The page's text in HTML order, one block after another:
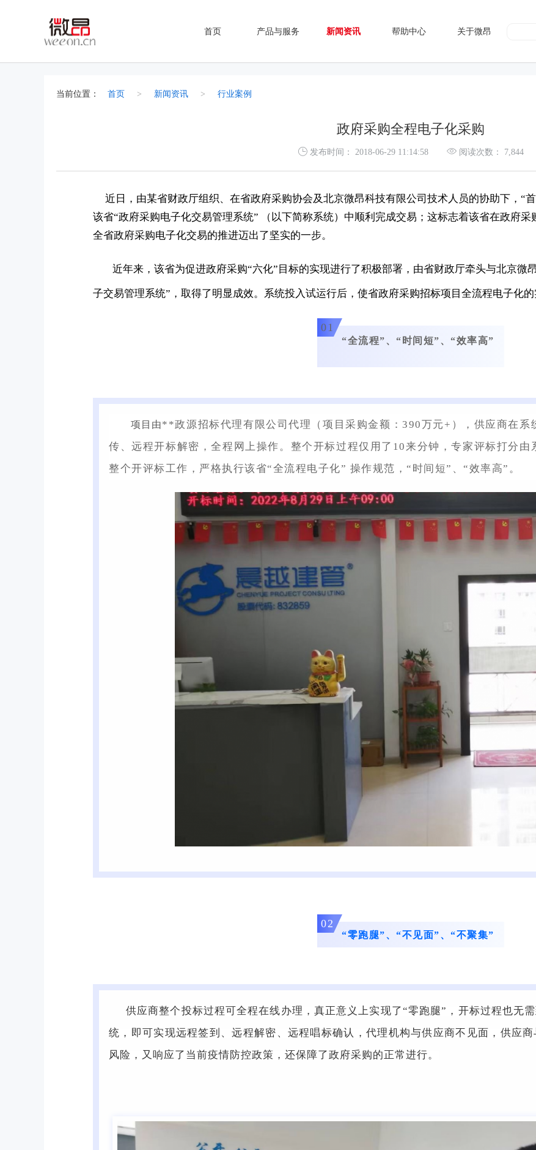
首页 产品与服务 新闻资讯 帮助中心 关于微昂
当前位置： 首页 > 新闻资讯 > 行业案例
政府采购全程电子化采购
发布时间： 2018-06-29 11:14:58 阅读次数： 7,844
近日， 由某省财政厅组织、在省政府采购协会及北京微昂科技有限公司技术人员的协助下，“
该省“政府采购电子化交易管理系统” （以下简称系统）中顺利完成交易；这标志着该省在政府
全省政府采购电子化交易的推进迈出了坚实的一步。
近年来，该省为促进政府采购“六化”目标的实现进行了积极部署，由省财政厅牵头与北京微
子交易管理系统”，取得了明显成效。系统投入试运行后，使省政府采购招标项目全流程电子化的
01
“全流程”、“时间短”、“效率高”
项目由**政源招标代理有限公司代理（项目采购金额：390万元+），供应商在系
传、远程开标解密，全程网上操作。整个开标过程仅用了10来分钟，专家评标打分由
整个开评标工作，严格执行该省“全流程电子化” 操作规范，“时间短”、“效率高”。
02
“零跑腿”、“不见面”、“不聚集”
供应商整个投标过程可全程在线办理，真正意义上实现了“零跑腿”，开标过程也无
统，即可实现远程签到、远程解密、远程唱标确认，代理机构与供应商不见面，供应
风险，又响应了当前疫情防控政策，还保障了政府采购的正常进行。